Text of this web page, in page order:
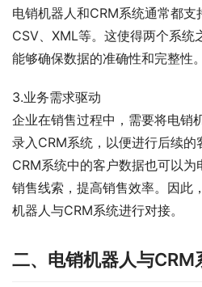
电销机器人和CRM系统通常都支
CSV、XML等。这使得两个系统
能够确保数据的准确性和完整性。
3.业务需求驱动
企业在销售过程中，需要将电销
录入CRM系统，以便进行后续的
CRM系统中的客户数据也可以
销售线索，提高销售效率。因此
机器人与CRM系统进行对接。
二、电销机器人与CRM